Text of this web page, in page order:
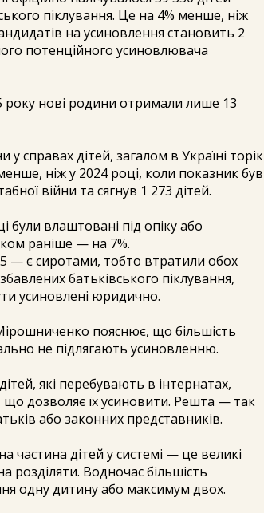
піклування. Це на 4% менше, ніж
на усиновлення становить 2
потенційного усиновлювача
року нові родини отримали лише 13
справах дітей, загалом в Україні торік
ніж у 2024 році, коли показник був
війни та сягнув 1 273 дітей.
влаштовані під опіку або
раніше — на 7%.
— є сиротами, тобто втратили обох
батьківського піклування,
усиновлені юридично.
пояснює, що більшість
не підлягають усиновленню.
які перебувають в інтернатах,
дозволяє їх усиновити. Решта — так
або законних представників.
частина дітей у системі — це великі
розділяти. Водночас більшість
одну дитину або максимум двох.